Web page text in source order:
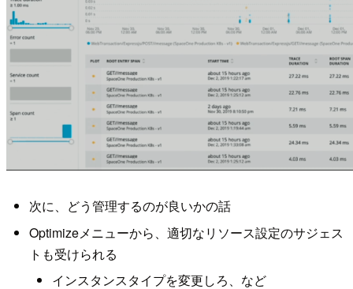
次に、どう管理するのが良いかの話
Optimizeメニューから、適切なリソース設定のサジェス
トも受けられる
インスタンスタイプを変更しろ、など